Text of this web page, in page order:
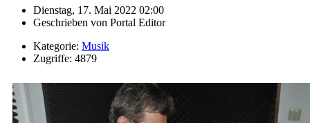
Dienstag, 17. Mai 2022 02:00
Geschrieben von Portal Editor
Kategorie: Musik
Zugriffe: 4879